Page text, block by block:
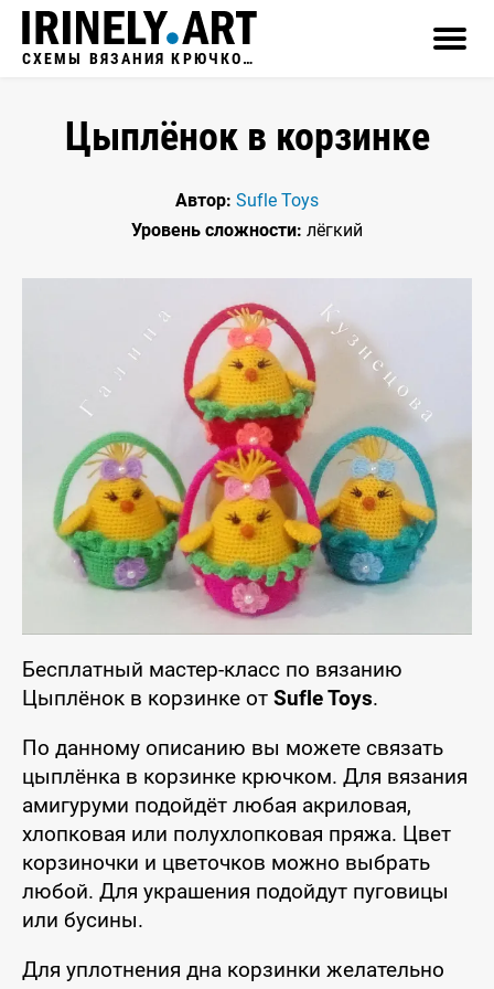
СХЕМЫ ВЯЗАНИЯ КРЮЧКОМ
Цыплёнок в корзинке
Автор: Sufle Toys
Уровень сложности: лёгкий
Бесплатный мастер-класс по вязанию
Цыплёнок в корзинке от Sufle Toys.
По данному описанию вы можете связать
цыплёнка в корзинке крючком. Для вязания
амигуруми подойдёт любая акриловая,
хлопковая или полухлопковая пряжа. Цвет
корзиночки и цветочков можно выбрать
любой. Для украшения подойдут пуговицы
или бусины.
Для уплотнения дна корзинки желательно